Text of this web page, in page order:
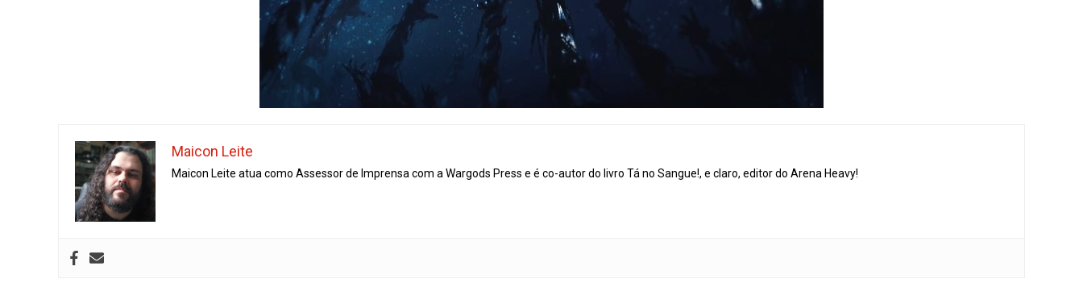
Maicon Leite
Maicon Leite atua como Assessor de Imprensa com a Wargods Press e é co-autor do livro Tá no Sangue!, e claro, editor do Arena Heavy!